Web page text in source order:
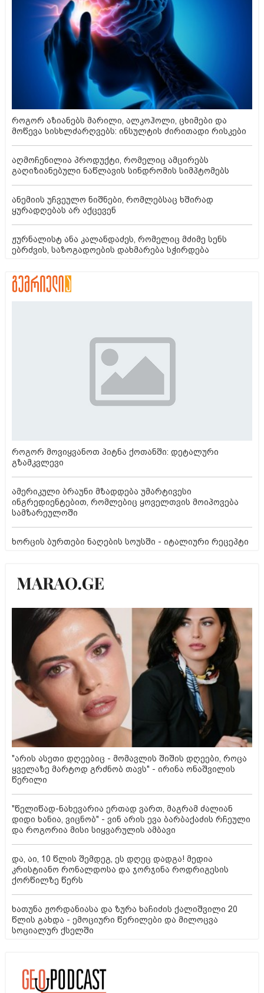
როგორ აზიანებს მარილი, ალკოჰოლი, ცხიმები და
მოწევა სისხლძარღვებს: ინსულტის ძირითადი რისკები
აღმოჩენილია პროდუქტი, რომელიც ამცირებს
გაღიზიანებული ნაწლავის სინდრომის სიმპტომებს
ანემიის უჩვეულო ნიშნები, რომლებსაც ხშირად
ყურადღებას არ აქცევენ
ჟურნალისტ ანა კალანდაძეს, რომელიც მძიმე სენს
ებრძვის, საზოგადოების დახმარება სჭირდება
როგორ მოვიყვანოთ პიტნა ქოთანში: დეტალური
გზამკვლევი
ამერიკული ბრაუნი მზადდება უმარტივესი
ინგრედიენტებით, რომლებიც ყოველთვის მოიპოვება
სამზარეულოში
ხორცის ბურთები ნაღების სოუსში - იტალიური რეცეპტი
"არის ასეთი დღეებიც - მომავლის შიშის დღეები, როცა
ყველაზე მარტოდ გრძნობ თავს" - ირინა ონაშვილის
წერილი
"წელიწად-ნახევარია ერთად ვართ, მაგრამ ძალიან
დიდი ხანია, ვიცნობ" - ვინ არის ევა ბარბაქაძის რჩეული
და როგორია მისი სიყვარულის ამბავი
და, აი, 10 წლის შემდეგ, ეს დღეც დადგა! მედია
კრისტიანო რონალდოსა და ჯორჯინა როდრიგესის
ქორწილზე წერს
ხათუნა ჟორდანიასა და ზურა ხაჩიძის ქალიშვილი 20
წლის გახდა - ემოციური წერილები და მილოცვა
სოციალურ ქსელში